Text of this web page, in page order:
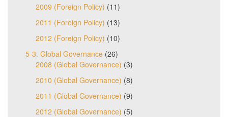
2009 (Foreign Policy) (11)
2011 (Foreign Policy) (13)
2012 (Foreign Policy) (10)
5-3. Global Governance (26)
2008 (Global Governance) (3)
2010 (Global Governance) (8)
2011 (Global Governance) (9)
2012 (Global Governance) (5)